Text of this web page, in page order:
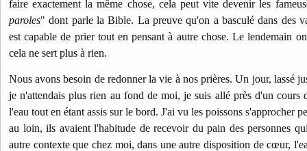
faire exactement la même chose, cela peut vite devenir les
paroles" dont parle la Bible. La preuve qu'on a basculé dans des
est capable de prier tout en pensant à autre chose. Le lendemain
cela ne sert plus à rien.
Nous avons besoin de redonner la vie à nos prières. Un jour, lassé
je n'attendais plus rien au fond de moi, je suis allé près d'un cours
l'eau tout en étant assis sur le bord. J'ai vu les poissons s'approcher
au loin, ils avaient l'habitude de recevoir du pain des personnes
autre contexte que chez moi, dans une autre disposition de cœur,